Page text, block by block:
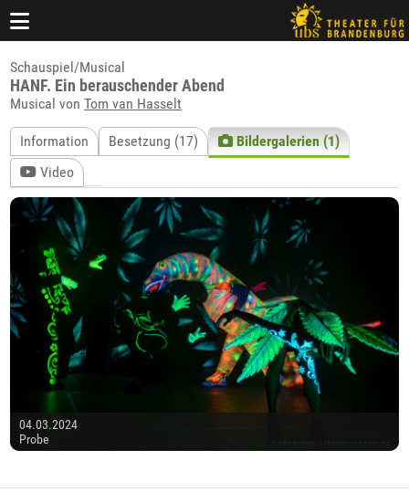
Schauspiel/Musical
HANF. Ein berauschender Abend
Musical vonTom van Hasselt
Information Besetzung (17)
Bildergalerien (1)
Video
04.03.2024
Probe